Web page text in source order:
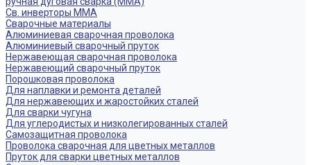
Св. инверторы MMA
Сварочные материалы
Алюминиевая сварочная проволока
Алюминиевый сварочный пруток
Нержавеющая сварочная проволока
Нержавеющий сварочный пруток
Порошковая проволока
Для наплавки и ремонта деталей
Для нержавеющих и жаростойких сталей
Для сварки чугуна
Для углеродистых и низколегированных сталей
Самозащитная проволока
Проволока сварочная для цветных металлов
Пруток для сварки цветных металлов